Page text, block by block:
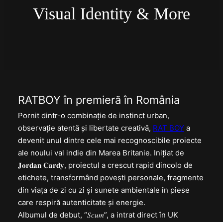
Visual Identity & More
RATBOY în premieră în România
Pornit dintr-o combinație de instinct urban,
observație atentă și libertate creativă, RAT BOY a
devenit unul dintre cele mai recognoscibile proiecte
ale noului val indie din Marea Britanie. Inițiat de
𝐉𝐨𝐫𝐝𝐚𝐧 𝐂𝐚𝐫𝐝𝐲, proiectul a crescut rapid dincolo de
etichete, transformând povești personale, fragmente
din viața de zi cu zi și sunete ambientale în piese
care respiră autenticitate și energie.
Albumul de debut, “𝑆𝑐𝑢𝑚”, a intrat direct în UK